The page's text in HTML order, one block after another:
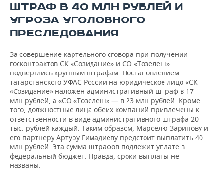
ШТРАФ В 40 МЛН РУБЛЕЙ И
УГРОЗА УГОЛОВНОГО
ПРЕСЛЕДОВАНИЯ
За совершение картельного сговора при получении
госконтрактов СК «Созидание» и СО «Тозелеш»
подверглись крупным штрафам. Постановлением
татарстанского УФАС России на юридическое лицо «СК
«Созидание» наложен административный штраф в 17
млн рублей, а «СО «Тозелеш» — в 23 млн рублей. Кроме
того, должностные лица обеих компаний привлечены к
ответственности в виде административного штрафа 20
тыс. рублей каждый. Таким образом, Марселю Зарипову и
его партнеру Артуру Гимадиеву предстоит выплатить 40
млн рублей. Эта сумма штрафов подлежит уплате в
федеральный бюджет. Правда, сроки выплаты не
названы.